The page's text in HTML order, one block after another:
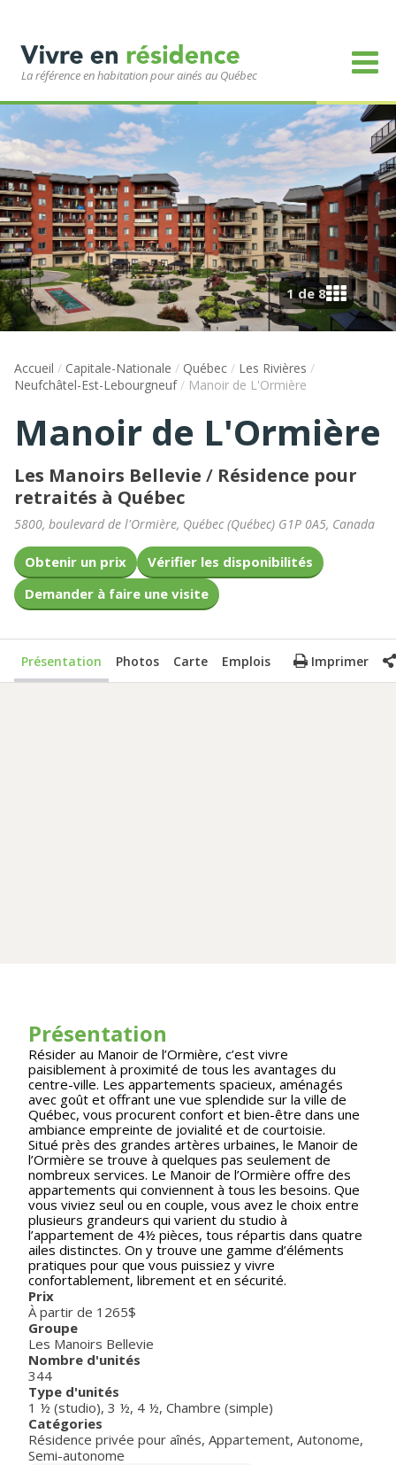
La référence en habitation pour ainés au Québec
1 de 8
Accueil / Capitale-Nationale / Québec / Les Rivières /
Neufchâtel-Est-Lebourgneuf / Manoir de L'Ormière
Manoir de L'Ormière
Les Manoirs Bellevie / Résidence pour
retraités à Québec
5800, boulevard de l'Ormière, Québec(Québec) G1P 0A5, Canada
Obtenir un prix
Vérifier les disponibilités
Demander à faire une visite
Présentation Photos Carte Emplois Imprimer
Présentation
Résider au Manoir de l’Ormière, c’est vivre
paisiblement à proximité de tous les avantages du
centre-ville. Les appartements spacieux, aménagés
avec goût et offrant une vue splendide sur la ville de
Québec, vous procurent confort et bien-être dans une
ambiance empreinte de jovialité et de courtoisie.
Situé près des grandes artères urbaines, le Manoir de
l’Ormière se trouve à quelques pas seulement de
nombreux services. Le Manoir de l’Ormière offre des
appartements qui conviennent à tous les besoins. Que
vous viviez seul ou en couple, vous avez le choix entre
plusieurs grandeurs qui varient du studio à
l’appartement de 4½ pièces, tous répartis dans quatre
ailes distinctes. On y trouve une gamme d’éléments
pratiques pour que vous puissiez y vivre
confortablement, librement et en sécurité.
Prix
À partir de 1265$
Groupe
Les Manoirs Bellevie
Nombre d'unités
344
Type d'unités
1 ½ (studio), 3 ½, 4 ½, Chambre (simple)
Catégories
Résidence privée pour aînés, Appartement, Autonome,
Semi-autonome